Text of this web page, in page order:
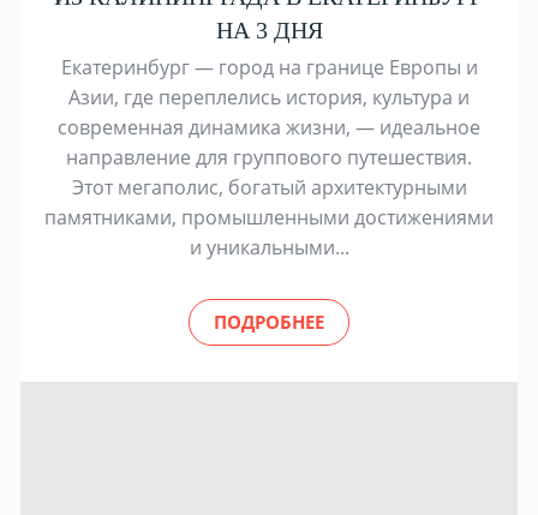
НА 3 ДНЯ
Екатеринбург — город на границе Европы и
Азии, где переплелись история, культура и
современная динамика жизни, — идеальное
направление для группового путешествия.
Этот мегаполис, богатый архитектурными
памятниками, промышленными достижениями
и уникальными...
ПОДРОБНЕЕ